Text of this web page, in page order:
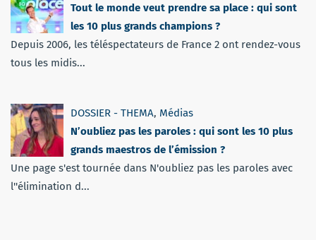
Tout le monde veut prendre sa place : qui sont
les 10 plus grands champions ?
Depuis 2006, les téléspectateurs de France 2 ont rendez-vous
tous les midis...
DOSSIER - THEMA, Médias
N’oubliez pas les paroles : qui sont les 10 plus
grands maestros de l’émission ?
Une page s'est tournée dans N'oubliez pas les paroles avec
l''élimination d...